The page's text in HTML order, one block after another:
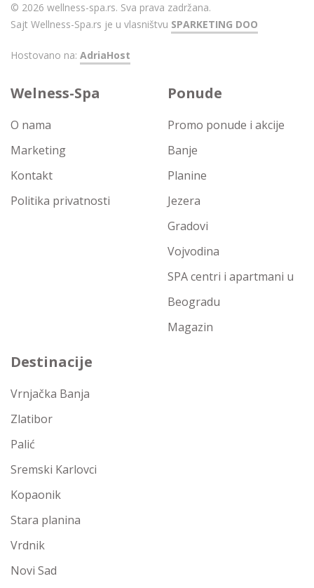
© 2026 wellness-spa.rs. Sva prava zadržana.
Sajt Wellness-Spa.rs je u vlasništvu SPARKETING DOO
Hostovano na: AdriaHost
Welness-Spa
O nama
Marketing
Kontakt
Politika privatnosti
Ponude
Promo ponude i akcije
Banje
Planine
Jezera
Gradovi
Vojvodina
SPA centri i apartmani u
Beogradu
Magazin
Destinacije
Vrnjačka Banja
Zlatibor
Palić
Sremski Karlovci
Kopaonik
Stara planina
Vrdnik
Novi Sad